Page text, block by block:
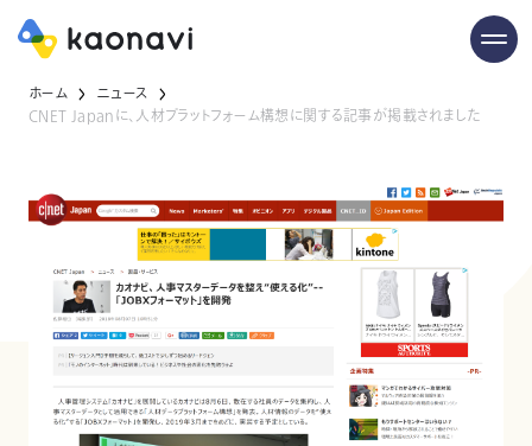
ホーム
ニュース
CNET Japanに、人材プラットフォーム構想に関する記事が掲載されました